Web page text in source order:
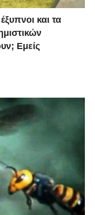
και τα
Εμείς